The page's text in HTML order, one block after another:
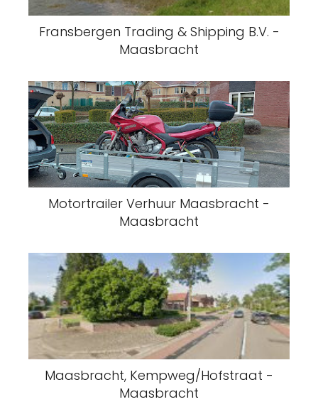
Fransbergen Trading & Shipping B.V. -
Maasbracht
Motortrailer Verhuur Maasbracht -
Maasbracht
Maasbracht, Kempweg/Hofstraat -
Maasbracht